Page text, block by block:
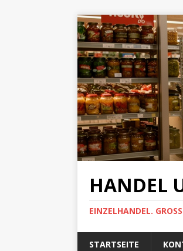
HANDEL
EINZELHANDEL.
STARTSEITE